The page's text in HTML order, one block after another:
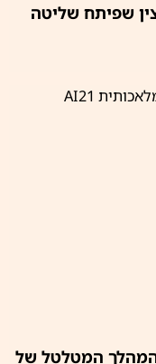
שפיתח שליטה
מהעובדים: המהלך המטלטל של